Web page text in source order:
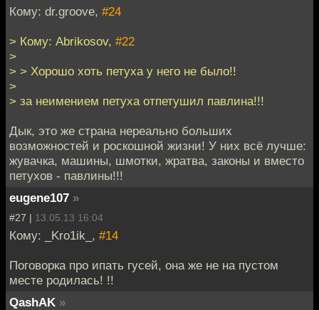
Кому: dr.groove, #24
> Кому: Abrikosov, #22
>
> > Хорошо хоть петуха у него не было!!
>
> за неимением петуха отпетушил павлина!!!
Дык, это же страна нереально больших
возможностей и роскошной жизни! У них всё лучше:
жувачка, машины, шмотки, жратва, законы и вместо
петухов - павлины!!!
eugene107 »
#27 | 13.05.13 16:04
Кому: _Kro1ik_, #14
Поговорка про ипать гусей, она же не на пустом
месте родилась! !!
QashAK »